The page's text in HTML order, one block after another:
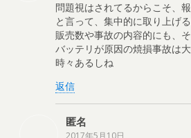
問題視はされてるからこそ、
と言って、集中的に取り上げ
販売数や事故の内容的にも、
バッテリが原因の焼損事故は
時々あるしね
返信
匿名
2017年5月10日